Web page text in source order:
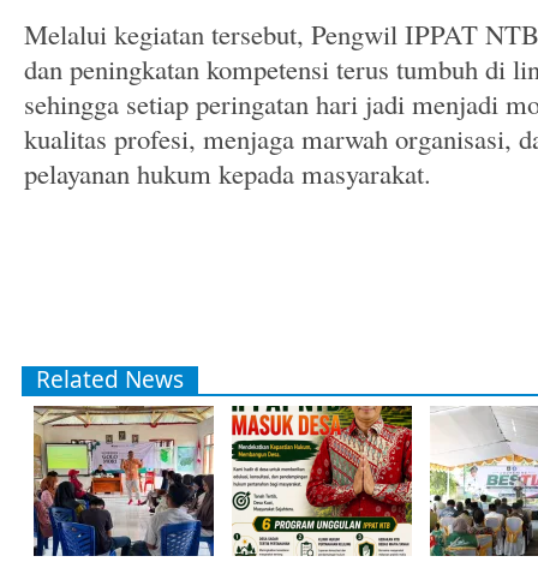
Melalui kegiatan tersebut, Pengwil IPPAT
dan peningkatan kompetensi terus tumbuh di
sehingga setiap peringatan hari jadi menjadi
kualitas profesi, menjaga marwah organisasi,
pelayanan hukum kepada masyarakat.
Related News